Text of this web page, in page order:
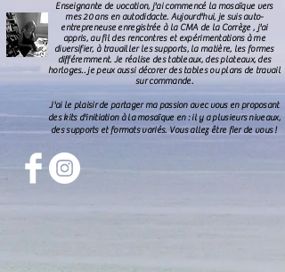
Enseignante de vocation, j'ai commencé la mosaïque vers
mes 20 ans en autodidacte. Aujourd'hui, je suis auto-
entrepreneuse enregistrée à la CMA de la Corrèze , j'ai
appris, au fil des rencontres et expérimentations à me
diversifier, à travailler les supports, la matière, les formes
différemment. Je réalise des tableaux, des plateaux, des
horloges.. je peux aussi décorer des tables ou plans de travail
sur commande.
J'ai le plaisir de partager ma passion avec vous en proposant
des kits d'initiation à la mosaïque en : il y a plusieurs niveaux,
des supports et formats variés. Vous allez être fier de vous !